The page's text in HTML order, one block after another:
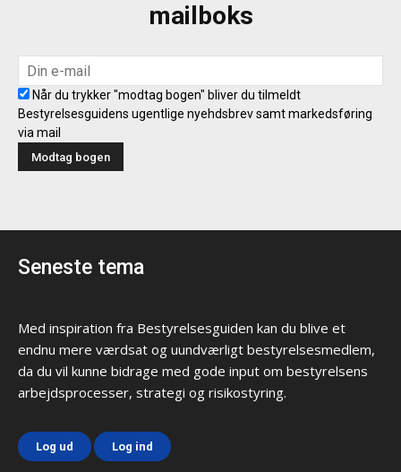
mailboks
Når du trykker "modtag bogen" bliver du tilmeldt
Bestyrelsesguidens ugentlige nyehdsbrev samt markedsføring
via mail
Seneste tema
Med inspiration fra Bestyrelsesguiden kan du blive et
endnu mere værdsat og uundværligt bestyrelsesmedlem,
da du vil kunne bidrage med gode input om bestyrelsens
arbejdsprocesser, strategi og risikostyring.
Log ud Log ind